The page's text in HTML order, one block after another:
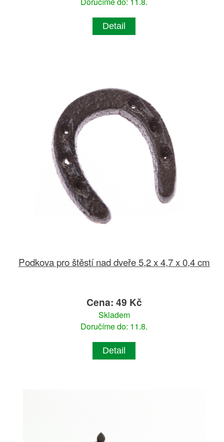
Detail
Podkova pro štěstí nad dveře 5,2 x 4,7 x 0,4 cm
Cena: 49 Kč
Skladem
Doručíme do: 11.8.
Detail